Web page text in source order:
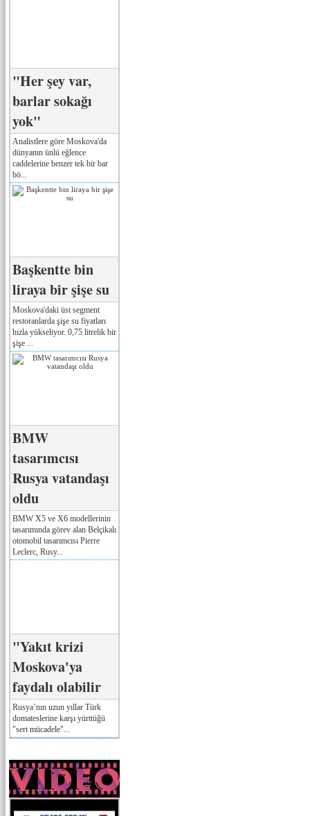
"Her şey var,
barlar sokağı
yok"
Analistlere göre Moskova'da
dünyanın ünlü eğlence
caddelerine benzer tek bir bar
bö...
Başkentte bin
liraya bir şişe su
Moskova'daki üst segment
restoranlarda şişe su fiyatları
hızla yükseliyor. 0,75 litrelik bir
şişe ...
BMW
tasarımcısı
Rusya vatandaşı
oldu
BMW X5 ve X6 modellerinin
tasarımında görev alan Belçikalı
otomobil tasarımcısı Pierre
Leclerc, Rusy...
"Yakıt krizi
Moskova'ya
faydalı olabilir
Rusya’nın uzun yıllar Türk
domateslerine karşı yürttüğü
"sert mücadele"...